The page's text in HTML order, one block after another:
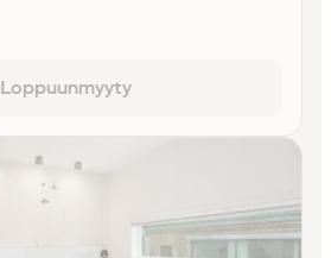
Loppuunmyyty